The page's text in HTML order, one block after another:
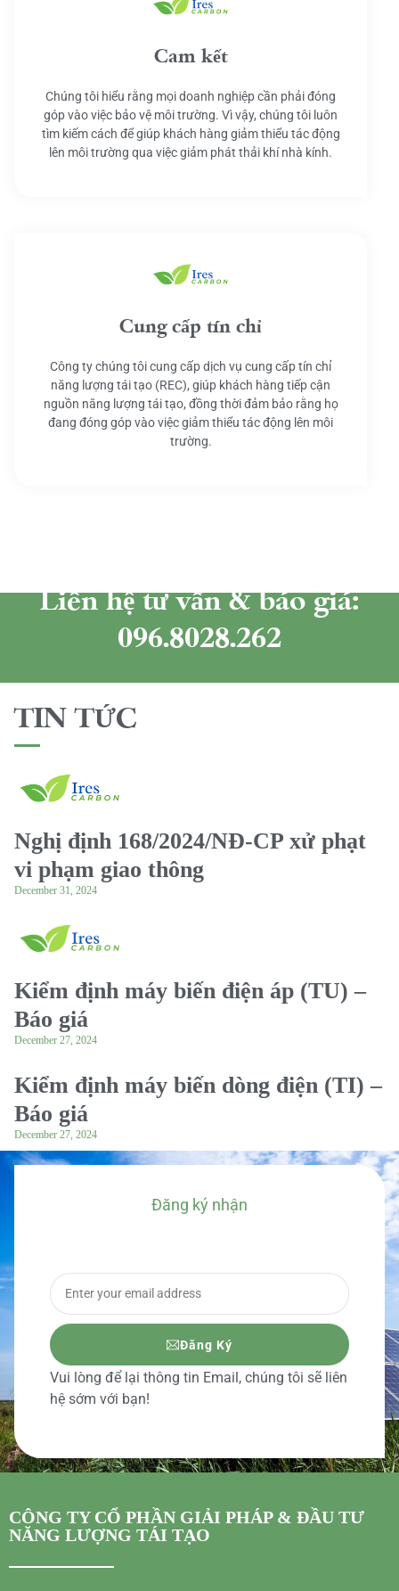
Cam kết
Chúng tôi hiểu rằng mọi doanh nghiệp cần phải đóng
góp vào việc bảo vệ môi trường. Vì vậy, chúng tôi luôn
tìm kiếm cách để giúp khách hàng giảm thiểu tác động
lên môi trường qua việc giảm phát thải khí nhà kính.
Cung cấp tín chỉ
Công ty chúng tôi cung cấp dịch vụ cung cấp tín chỉ
năng lượng tái tạo (REC), giúp khách hàng tiếp cận
nguồn năng lượng tái tạo, đồng thời đảm bảo rằng họ
đang đóng góp vào việc giảm thiểu tác động lên môi
trường.
Liên hệ tư vấn & báo giá:
096.8028.262
TIN TỨC
Nghị định 168/2024/NĐ-CP xử phạt
vi phạm giao thông
December 31, 2024
Kiểm định máy biến điện áp (TU) –
Báo giá
December 27, 2024
Kiểm định máy biến dòng điện (TI) –
Báo giá
December 27, 2024
Đăng ký nhận
Đăng Ký
Vui lòng để lại thông tin Email, chúng tôi sẽ liên
hệ sớm với bạn!
CÔNG TY CỔ PHẦN GIẢI PHÁP & ĐẦU TƯ
NĂNG LƯỢNG TÁI TẠO